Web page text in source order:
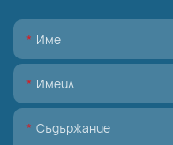
Име
Имейл
Съдържание